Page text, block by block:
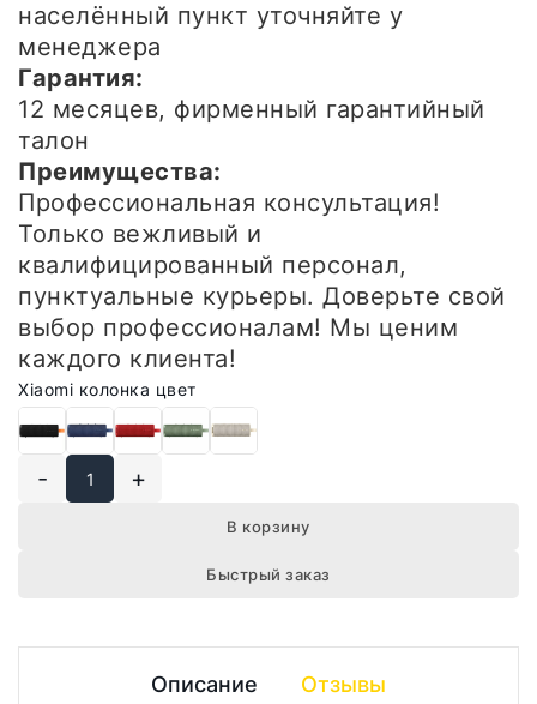
населённый пункт уточняйте у
менеджера
Гарантия:
12 месяцев, фирменный гарантийный
талон
Преимущества:
Профессиональная консультация!
Только вежливый и
квалифицированный персонал,
пунктуальные курьеры. Доверьте свой
выбор профессионалам! Мы ценим
каждого клиента!
Xiaomi колонка цвет
- +
В корзину
Быстрый заказ
Описание Отзывы